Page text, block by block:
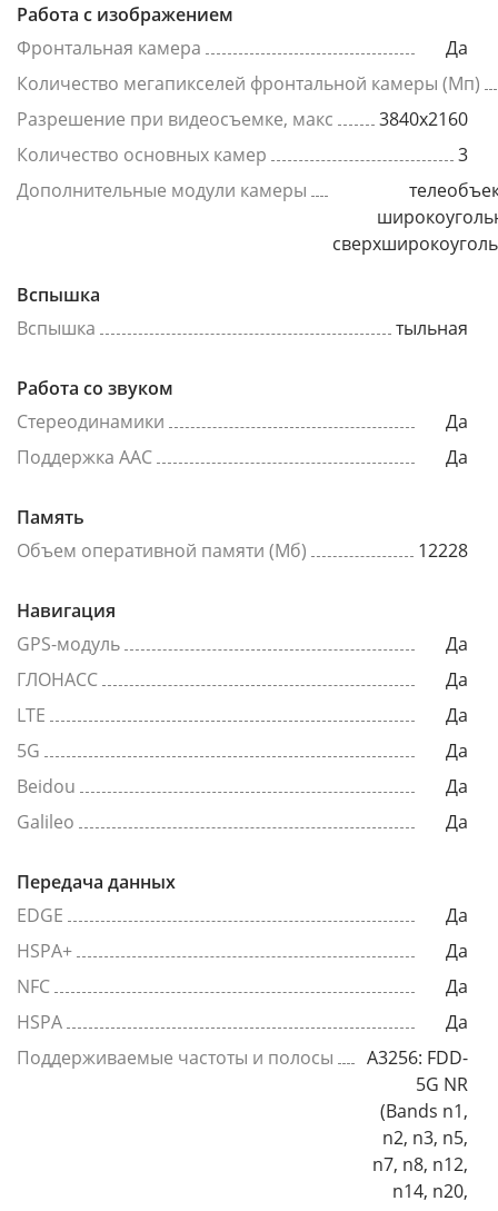
Работа с изображением
Фронтальная камера
Да
Количество мегапикселей фронтальной камеры (Мп)
Разрешение при видеосъемке, макс
3840x2160
Количество основных камер
3
Дополнительные модули камеры
Вспышка
Вспышка
тыльная
Работа со звуком
Стереодинамики
Да
Поддержка AAC
Да
Память
Объем оперативной памяти (Мб)
12228
Навигация
GPS-модуль
Да
ГЛОНАСС
Да
LTE
Да
5G
Да
Beidou
Да
Galileo
Да
Передача данных
EDGE
Да
HSPA+
Да
NFC
Да
HSPA
Да
Поддерживаемые частоты и полосы
A3256: FDD-
5G NR
(Bands n1,
n2, n3, n5,
n7, n8, n12,
n14, n20,